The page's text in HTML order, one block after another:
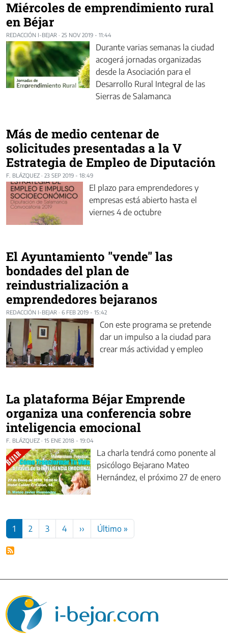
Miércoles de emprendimiento rural
en Béjar
REDACCIÓN I-BEJAR · 25 NOV 2019 - 11:44
Durante varias semanas la ciudad
acogerá jornadas organizadas
desde la Asociación para el
Desarrollo Rural Integral de las
Sierras de Salamanca
Más de medio centenar de
solicitudes presentadas a la V
Estrategia de Empleo de Diputación
F. BLÁZQUEZ · 23 SEP 2019 - 18:49
El plazo para emprendedores y
empresas está abierto hasta el
viernes 4 de octubre
El Ayuntamiento "vende" las
bondades del plan de
reindustrialización a
emprendedores bejaranos
REDACCIÓN I-BEJAR · 6 FEB 2019 - 15:42
Con este programa se pretende
dar un impulso a la ciudad para
crear más actividad y empleo
La plataforma Béjar Emprende
organiza una conferencia sobre
inteligencia emocional
F. BLÁZQUEZ · 15 ENE 2018 - 19:04
La charla tendrá como ponente al
psicólogo Bejarano Mateo
Hernández, el próximo 27 de enero
Paginación
1 2 3 4 ›› Siguiente página
Último »